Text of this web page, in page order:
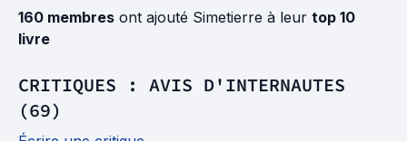
160 membres ont ajouté Simetierre à leur top 10
livre
CRITIQUES : AVIS D'INTERNAUTES
(69)